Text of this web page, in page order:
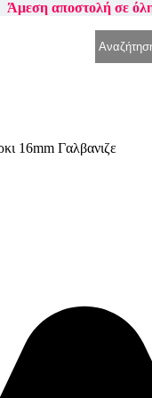
Άμεση αποστολή σε
16mm Γαλβανιζε